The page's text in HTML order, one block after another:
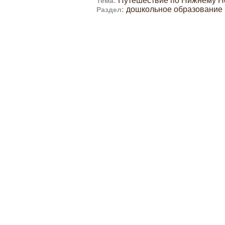
Раздел: дошкольное образование